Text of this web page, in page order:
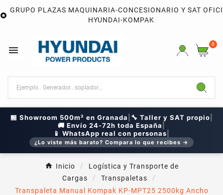

GRUPO PLAZAS MAQUINARIA-CONCESIONARIO Y SAT
HYUNDAI-KOMPAK

0
🏪 Showroom 500m² en Granada 🔧 Taller y SAT propio
🚚 Envío 24-72h toda España
📱 WhatsApp real con personas
¿Lo viste más barato? Compara lo que recibes →
Inicio
Logística y Transporte de
Cargas
Transpaletas
Transpaleta Manual Kompak KP-MPT25 2500kg Ancho